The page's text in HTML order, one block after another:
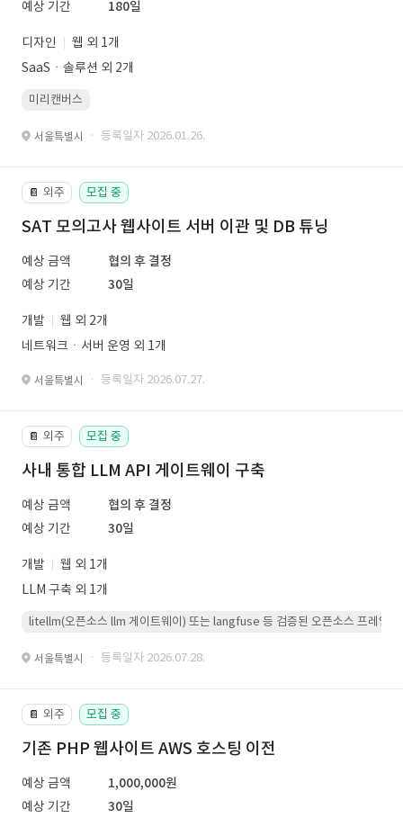
예상 기간
180일
디자인
웹 외 1개
SaaSㆍ솔루션 외 2개
미리캔버스
서울특별시 · 등록일자 2026.01.26.
📔 외주 모집 중
SAT 모의고사 웹사이트 서버 이관 및 DB 튜닝
예상 금액
협의 후 결정
예상 기간
30일
개발
웹 외 2개
네트워크ㆍ서버 운영 외 1개
서울특별시 · 등록일자 2026.07.27.
📔 외주 모집 중
사내 통합 LLM API 게이트웨이 구축
예상 금액
협의 후 결정
예상 기간
30일
개발
웹 외 1개
LLM 구축 외 1개
litellm(오픈소스 llm 게이트웨이) 또는 langfuse 등 검증된 오픈소스 프레임워
서울특별시 · 등록일자 2026.07.28.
📔 외주 모집 중
기존 PHP 웹사이트 AWS 호스팅 이전
예상 금액
1,000,000원
예상 기간
30일